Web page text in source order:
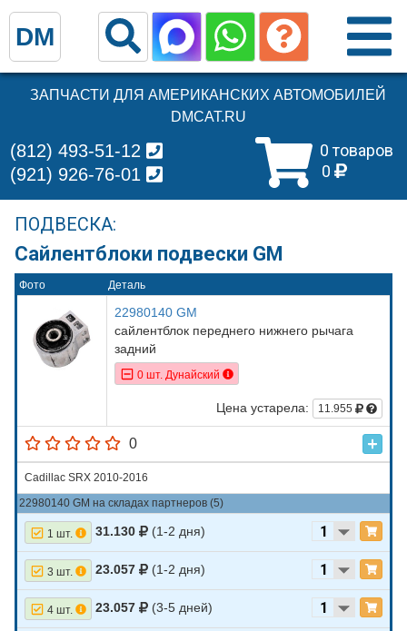
ЗАПЧАСТИ ДЛЯ АМЕРИКАНСКИХ АВТОМОБИЛЕЙ
DMCAT.RU
0 товаров
0
(812) 493-51-12
(921) 926-76-01
ПОДВЕСКА:
Сайлентблоки подвески GM
Фото Деталь
22980140 GM
сайлентблок переднего нижнего рычага
задний
0 шт. Дунайский
Цена устарела: 11.955
0
Cadillac SRX 2010-2016
22980140 GM на складах партнеров (5)
1 шт. 31.130 (1-2 дня)
3 шт. 23.057 (1-2 дня)
4 шт. 23.057 (3-5 дней)
DM